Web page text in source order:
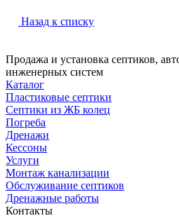
Назад к списку
Продажа и установка септиков,
инженерных систем
Каталог
Пластиковые септики
Септики из ЖБ колец
Погреба
Дренажи
Кессоны
Услуги
Монтаж канализации
Обслуживание септиков
Дренажные работы
Контакты